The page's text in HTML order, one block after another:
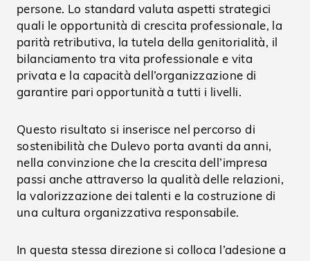
persone. Lo standard valuta aspetti strategici
quali le opportunità di crescita professionale, la
parità retributiva, la tutela della genitorialità, il
bilanciamento tra vita professionale e vita
privata e la capacità dell’organizzazione di
garantire pari opportunità a tutti i livelli.
Questo risultato si inserisce nel percorso di
sostenibilità che Dulevo porta avanti da anni,
nella convinzione che la crescita dell’impresa
passi anche attraverso la qualità delle relazioni,
la valorizzazione dei talenti e la costruzione di
una cultura organizzativa responsabile.
In questa stessa direzione si colloca l’adesione a